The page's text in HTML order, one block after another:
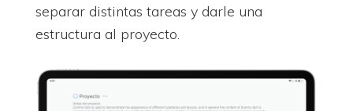
separar distintas tareas y darle una
estructura al proyecto.